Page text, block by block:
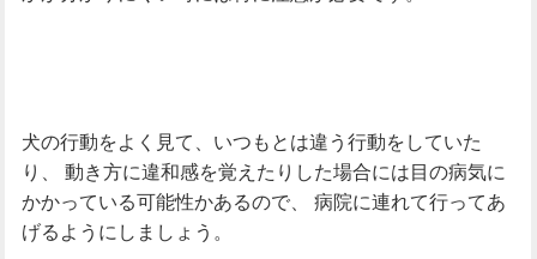
犬の行動をよく見て、いつもとは違う行動をしていた
り、
動き方に違和感を覚えたりした場合には目の病気に
かかっている可能性かあるので、
病院に連れて行ってあ
げるようにしましょう。